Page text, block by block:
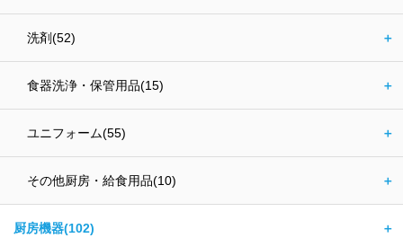
洗剤(52) ＋
食器洗浄・保管用品(15) ＋
ユニフォーム(55) ＋
その他厨房・給食用品(10) ＋
厨房機器(102) ＋